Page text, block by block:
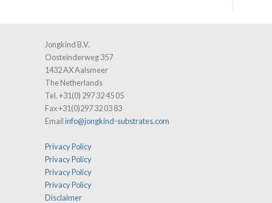
Jongkind B.V.
Oosteinderweg 357
1432 AX Aalsmeer
The Netherlands
Tel. +31(0) 297 32 45 05
Fax +31(0)297 32 03 83
Emailinfo@jongkind-substrates.com
Privacy Policy
Privacy Policy
Privacy Policy
Privacy Policy
Disclaimer